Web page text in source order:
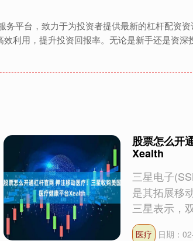
平台，致力于为投资者提供最新的杠杆配资
利用，提升投资回报率。无论是新手还是资
股票怎么开
Xealth
三星电子
是其拓展移
三星表示，
医疗 日期：